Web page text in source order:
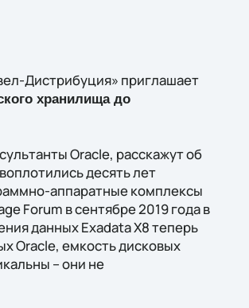
Дистрибуция» приглашает
хранилища до
Oracle, расскажут об
десять лет
аппаратные комплексы
Forum в сентябре 2019 года в
данных Exadata X8 теперь
Oracle, емкость дисковых
– они не